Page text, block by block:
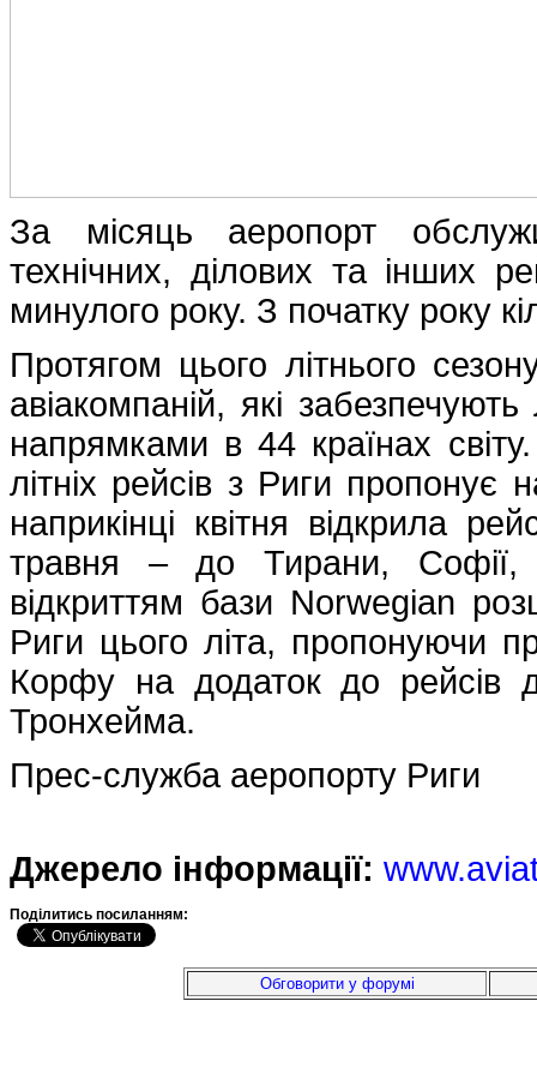
За місяць аеропорт
технічних, ділових та інших
минулого року. З початку року
Протягом цього літнього
авіакомпаній, які
напрямками в 44 країнах
літніх рейсів з Риги пропонує
наприкінці квітня відкрила
травня – до Тирани,
відкриттям бази Norwegian
Риги цього літа, пропонуючи
Корфу на додаток до рейсів
Тронхейма.
Прес-служба аеропорту Риги
Джерело інформації:
Подiлитись посиланням:
Обговорити у форумі